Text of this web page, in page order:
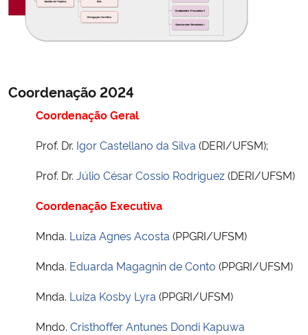
Coordenação 2024
Coordenação Geral
Prof. Dr. Igor Castellano da Silva (DERI/UFSM);
Prof. Dr. Júlio César Cossio Rodriguez(DERI/UFSM)
Coordenação Executiva
Mnda. Luiza Agnes Acosta (PPGRI/UFSM)
Mnda. Eduarda Magagnin de Conto (PPGRI/UFSM)
Mnda. Luiza Kosby Lyra (PPGRI/UFSM)
Mndo. Cristhoffer Antunes Dondi Kapuwa